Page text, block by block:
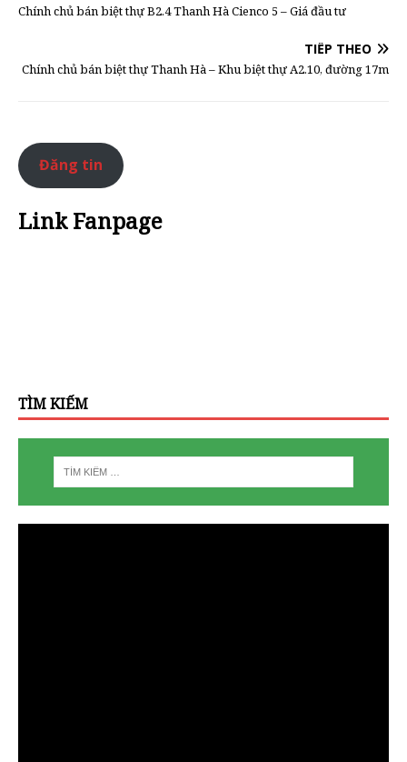
Chính chủ bán biệt thự B2.4 Thanh Hà Cienco 5 – Giá đầu tư
TIẾP THEO
Chính chủ bán biệt thự Thanh Hà – Khu biệt thự A2.10, đường 17m
Đăng tin
Link Fanpage
TÌM KIẾM